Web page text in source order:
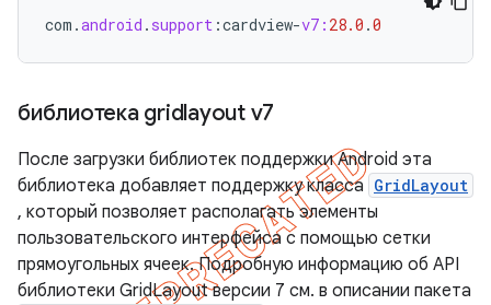
com .android . support :cardview-v7: 28.0 .0
библиотека gridlayout v7
После загрузки библиотек поддержки Android эта
библиотека добавляет поддержку класса GridLayout
, который позволяет располагать элементы
пользовательского интерфейса с помощью сетки
прямоугольных ячеек. Подробную информацию об API
библиотеки GridLayout версии 7 см. в описании пакета